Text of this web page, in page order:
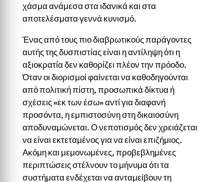
χάσμα ανάμεσα στα ιδανικά και στα
αποτελέσματα γεννά κυνισμό.
Ένας από τους πιο διαβρωτικούς παράγοντες
αυτής της δυσπιστίας είναι η αντίληψη ότι η
αξιοκρατία δεν καθορίζει πλέον την πρόοδο.
Όταν οι διορισμοί φαίνεται να καθοδηγούνται
από πολιτική πίστη, προσωπικά δίκτυα ή
σχέσεις «εκ των έσω» αντί για διαφανή
προσόντα, η εμπιστοσύνη στη δικαιοσύνη
αποδυναμώνεται. Ο νεποτισμός δεν χρειάζεται
να είναι εκτεταμένος για να είναι επιζήμιος.
Ακόμη και μεμονωμένες, προβεβλημένες
περιπτώσεις στέλνουν το μήνυμα ότι τα
συστήματα ενδέχεται να ανταμείβουν τη